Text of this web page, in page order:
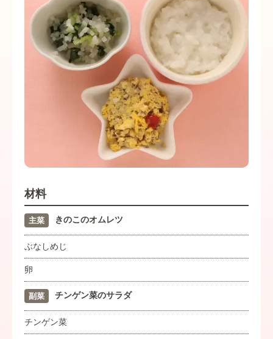
材料
主菜 きのこのオムレツ
ぶなしめじ
卵
副菜 チンゲン菜のサラダ
チンゲン菜